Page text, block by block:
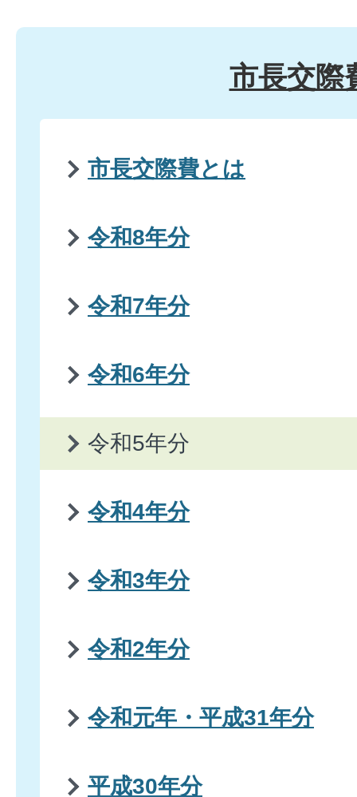
市長交際
市長交際費とは
令和8年分
令和7年分
令和6年分
令和5年分
令和4年分
令和3年分
令和2年分
令和元年・平成31年分
平成30年分